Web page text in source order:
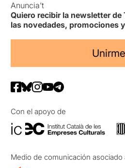
Anuncia’t
Quiero recibir la newsletter de
las novedades, promociones
Unirme
Con el apoyo de
Medio de comunicación asociado